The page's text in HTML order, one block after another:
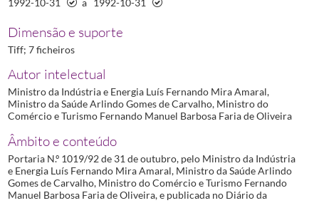
Dimensão e suporte
Tiff; 7 ficheiros
Autor intelectual
Ministro da Indústria e Energia Luís Fernando Mira Amaral,
Ministro da Saúde Arlindo Gomes de Carvalho, Ministro do
Comércio e Turismo Fernando Manuel Barbosa Faria de Oliveira
Âmbito e conteúdo
Portaria N.º 1019/92 de 31 de outubro, pelo Ministro da Indústria
e Energia Luís Fernando Mira Amaral, Ministro da Saúde Arlindo
Gomes de Carvalho, Ministro do Comércio e Turismo Fernando
Manuel Barbosa Faria de Oliveira, e publicada no Diário da